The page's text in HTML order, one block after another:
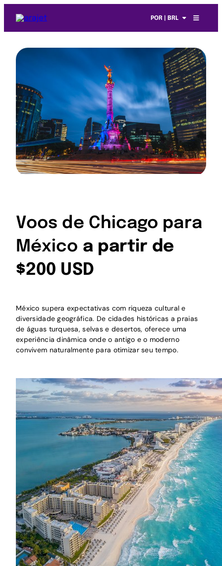
POR | BRL
Voos de Chicago para
México a partir de
$200 USD
México supera expectativas com riqueza cultural e
diversidade geográfica. De cidades históricas a praias
de águas turquesa, selvas e desertos, oferece uma
experiência dinâmica onde o antigo e o moderno
convivem naturalmente para otimizar seu tempo.